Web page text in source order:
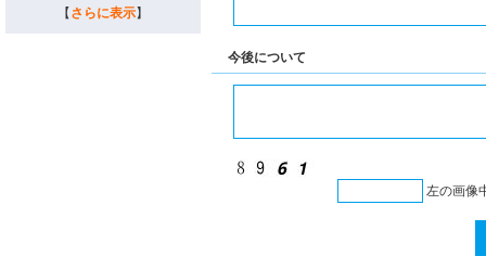
【 さらに表示】
今後について
左の画像